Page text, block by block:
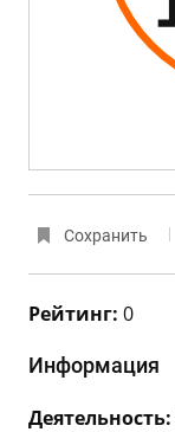
Сохранить
Рейтинг: 0
Информация
Деятельность: